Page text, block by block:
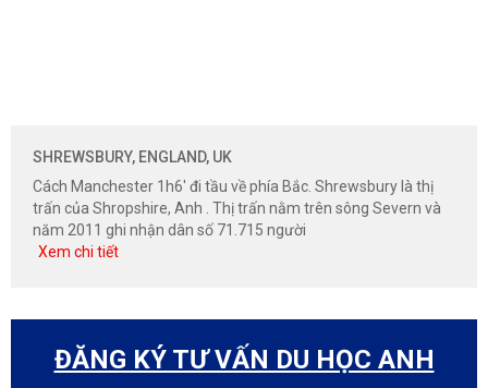
SHREWSBURY, ENGLAND, UK
Cách Manchester 1h6' đi tầu về phía Bắc. Shrewsbury là thị
trấn của Shropshire, Anh . Thị trấn nằm trên sông Severn và
năm 2011 ghi nhận dân số 71.715 người
Xem chi tiết
ĐĂNG KÝ TƯ VẤN DU HỌC ANH